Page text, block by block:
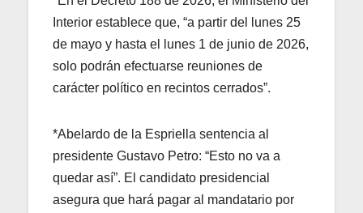
Interior establece que, “a partir del lunes 25
de mayo y hasta el lunes 1 de junio de 2026,
solo podrán efectuarse reuniones de
carácter político en recintos cerrados”.
*Abelardo de la Espriella sentencia al
presidente Gustavo Petro: “Esto no va a
quedar así”. El candidato presidencial
asegura que hará pagar al mandatario por